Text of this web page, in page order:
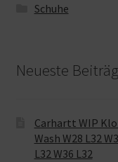
Schuhe
Neueste
Carhartt WIP
Wash W28 L32
L32 W36 L32